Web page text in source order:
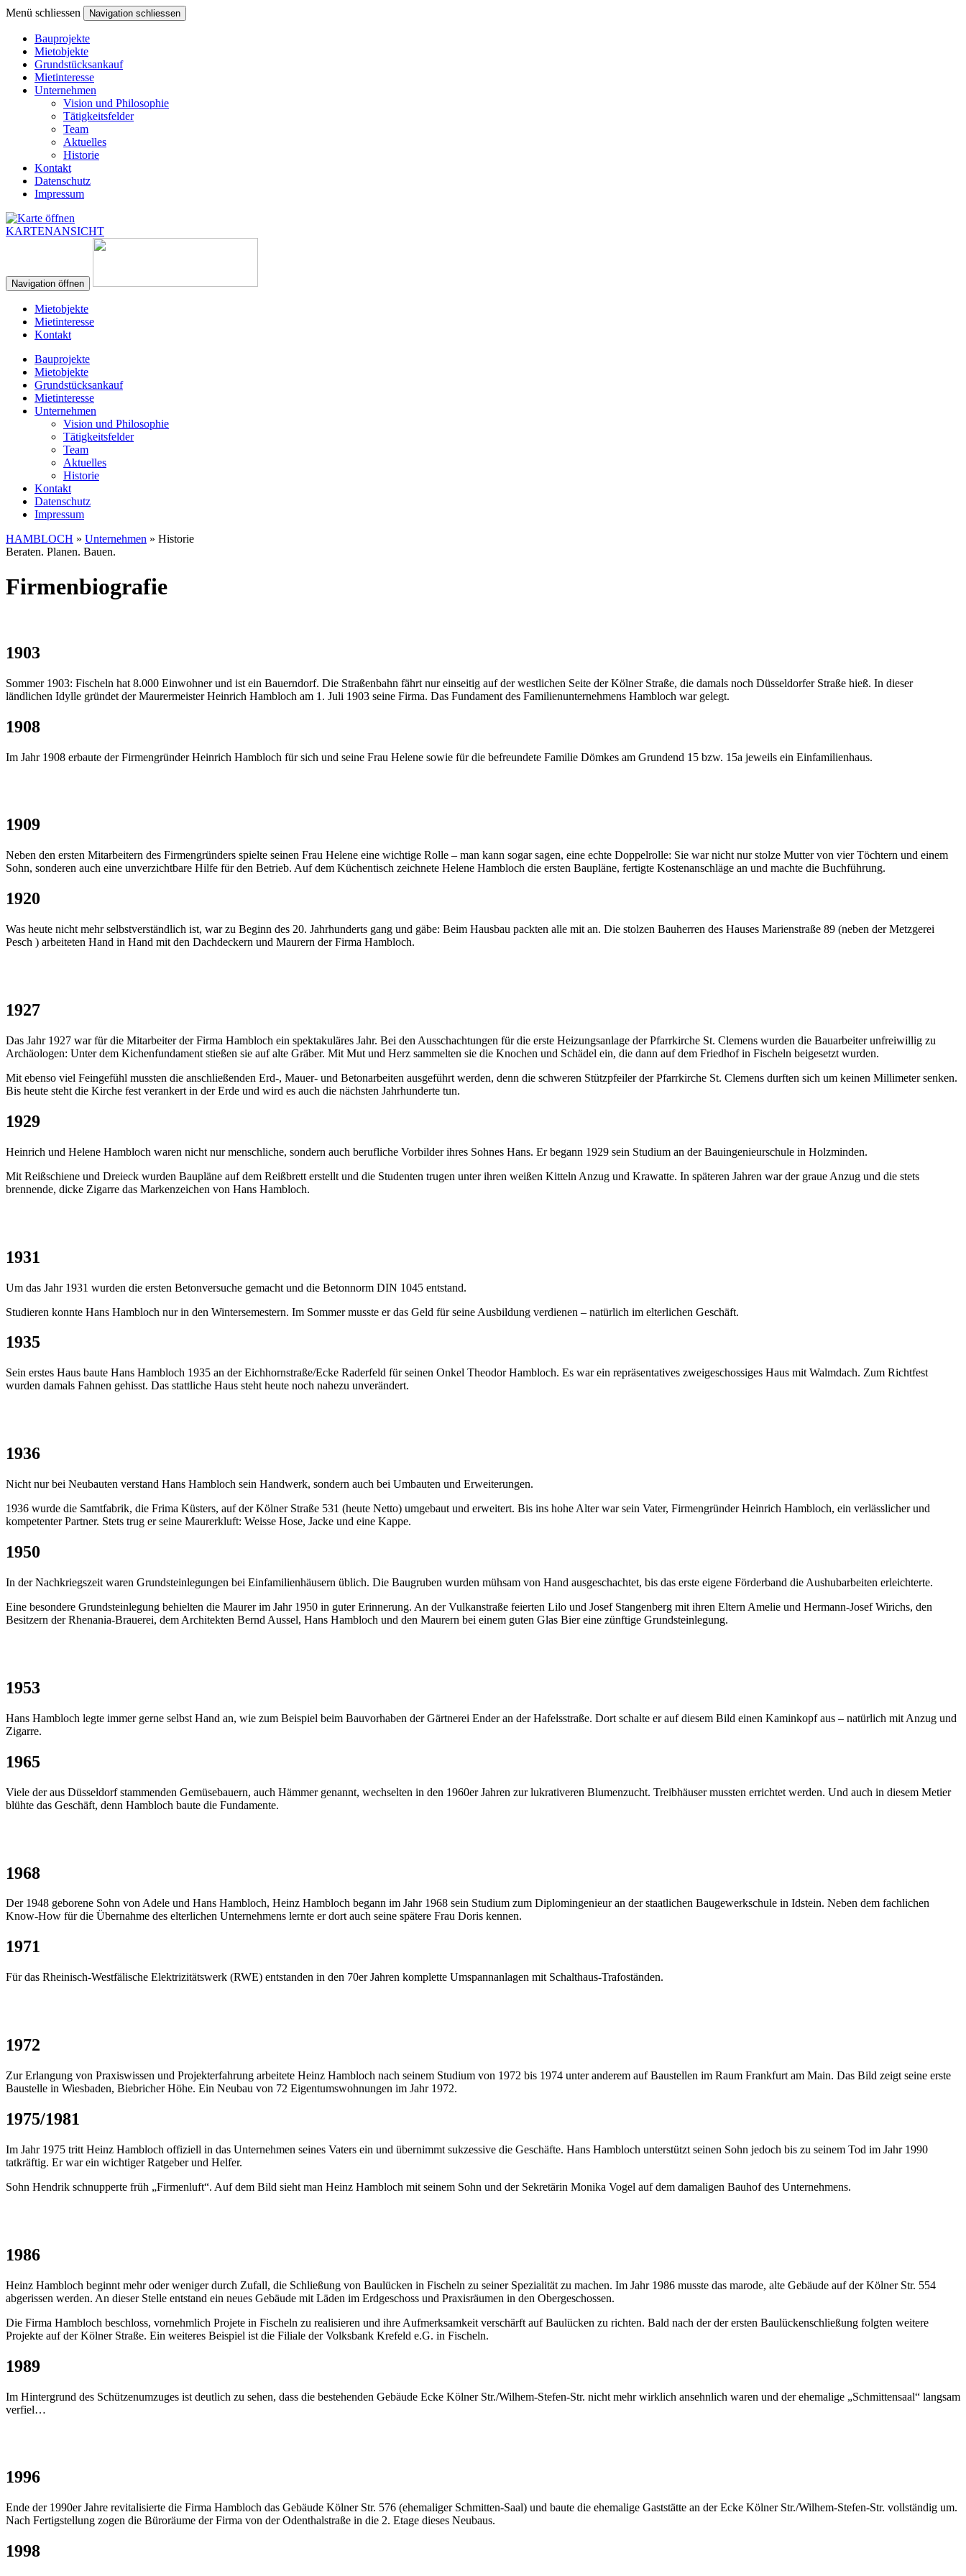
Menü schliessen Navigation schliessen
Bauprojekte
Mietobjekte
Grundstücksankauf
Mietinteresse
Unternehmen
Vision und Philosophie
Tätigkeitsfelder
Team
Aktuelles
Historie
Kontakt
Datenschutz
Impressum
KARTENANSICHT
Navigation öffnen
Mietobjekte
Mietinteresse
Kontakt
Bauprojekte
Mietobjekte
Grundstücksankauf
Mietinteresse
Unternehmen
Vision und Philosophie
Tätigkeitsfelder
Team
Aktuelles
Historie
Kontakt
Datenschutz
Impressum
HAMBLOCH » Unternehmen » Historie
Beraten. Planen. Bauen.
Firmenbiografie
1903
Sommer 1903: Fischeln hat 8.000 Einwohner und ist ein Bauerndorf. Die Straßenbahn fährt nur einseitig auf der westlichen Seite der Kölner Straße, die damals noch Düsseldorfer Straße hieß. In dieser
ländlichen Idylle gründet der Maurermeister Heinrich Hambloch am 1. Juli 1903 seine Firma. Das Fundament des Familienunternehmens Hambloch war gelegt.
1908
Im Jahr 1908 erbaute der Firmengründer Heinrich Hambloch für sich und seine Frau Helene sowie für die befreundete Familie Dömkes am Grundend 15 bzw. 15a jeweils ein Einfamilienhaus.
1909
Neben den ersten Mitarbeitern des Firmengründers spielte seinen Frau Helene eine wichtige Rolle – man kann sogar sagen, eine echte Doppelrolle: Sie war nicht nur stolze Mutter von vier Töchtern und einem
Sohn, sonderen auch eine unverzichtbare Hilfe für den Betrieb. Auf dem Küchentisch zeichnete Helene Hambloch die ersten Baupläne, fertigte Kostenanschläge an und machte die Buchführung.
1920
Was heute nicht mehr selbstverständlich ist, war zu Beginn des 20. Jahrhunderts gang und gäbe: Beim Hausbau packten alle mit an. Die stolzen Bauherren des Hauses Marienstraße 89 (neben der Metzgerei
Pesch ) arbeiteten Hand in Hand mit den Dachdeckern und Maurern der Firma Hambloch.
1927
Das Jahr 1927 war für die Mitarbeiter der Firma Hambloch ein spektakuläres Jahr. Bei den Ausschachtungen für die erste Heizungsanlage der Pfarrkirche St. Clemens wurden die Bauarbeiter unfreiwillig zu
Archäologen: Unter dem Kichenfundament stießen sie auf alte Gräber. Mit Mut und Herz sammelten sie die Knochen und Schädel ein, die dann auf dem Friedhof in Fischeln beigesetzt wurden.
Mit ebenso viel Feingefühl mussten die anschließenden Erd-, Mauer- und Betonarbeiten ausgeführt werden, denn die schweren Stützpfeiler der Pfarrkirche St. Clemens durften sich um keinen Millimeter senken.
Bis heute steht die Kirche fest verankert in der Erde und wird es auch die nächsten Jahrhunderte tun.
1929
Heinrich und Helene Hambloch waren nicht nur menschliche, sondern auch berufliche Vorbilder ihres Sohnes Hans. Er begann 1929 sein Studium an der Bauingenieurschule in Holzminden.
Mit Reißschiene und Dreieck wurden Baupläne auf dem Reißbrett erstellt und die Studenten trugen unter ihren weißen Kitteln Anzug und Krawatte. In späteren Jahren war der graue Anzug und die stets
brennende, dicke Zigarre das Markenzeichen von Hans Hambloch.
1931
Um das Jahr 1931 wurden die ersten Betonversuche gemacht und die Betonnorm DIN 1045 entstand.
Studieren konnte Hans Hambloch nur in den Wintersemestern. Im Sommer musste er das Geld für seine Ausbildung verdienen – natürlich im elterlichen Geschäft.
1935
Sein erstes Haus baute Hans Hambloch 1935 an der Eichhornstraße/Ecke Raderfeld für seinen Onkel Theodor Hambloch. Es war ein repräsentatives zweigeschossiges Haus mit Walmdach. Zum Richtfest
wurden damals Fahnen gehisst. Das stattliche Haus steht heute noch nahezu unverändert.
1936
Nicht nur bei Neubauten verstand Hans Hambloch sein Handwerk, sondern auch bei Umbauten und Erweiterungen.
1936 wurde die Samtfabrik, die Frima Küsters, auf der Kölner Straße 531 (heute Netto) umgebaut und erweitert. Bis ins hohe Alter war sein Vater, Firmengründer Heinrich Hambloch, ein verlässlicher und
kompetenter Partner. Stets trug er seine Maurerkluft: Weisse Hose, Jacke und eine Kappe.
1950
In der Nachkriegszeit waren Grundsteinlegungen bei Einfamilienhäusern üblich. Die Baugruben wurden mühsam von Hand ausgeschachtet, bis das erste eigene Förderband die Aushubarbeiten erleichterte.
Eine besondere Grundsteinlegung behielten die Maurer im Jahr 1950 in guter Erinnerung. An der Vulkanstraße feierten Lilo und Josef Stangenberg mit ihren Eltern Amelie und Hermann-Josef Wirichs, den
Besitzern der Rhenania-Brauerei, dem Architekten Bernd Aussel, Hans Hambloch und den Maurern bei einem guten Glas Bier eine zünftige Grundsteinlegung.
1953
Hans Hambloch legte immer gerne selbst Hand an, wie zum Beispiel beim Bauvorhaben der Gärtnerei Ender an der Hafelsstraße. Dort schalte er auf diesem Bild einen Kaminkopf aus – natürlich mit Anzug und
Zigarre.
1965
Viele der aus Düsseldorf stammenden Gemüsebauern, auch Hämmer genannt, wechselten in den 1960er Jahren zur lukrativeren Blumenzucht. Treibhäuser mussten errichtet werden. Und auch in diesem Metier
blühte das Geschäft, denn Hambloch baute die Fundamente.
1968
Der 1948 geborene Sohn von Adele und Hans Hambloch, Heinz Hambloch begann im Jahr 1968 sein Studium zum Diplomingenieur an der staatlichen Baugewerkschule in Idstein. Neben dem fachlichen
Know-How für die Übernahme des elterlichen Unternehmens lernte er dort auch seine spätere Frau Doris kennen.
1971
Für das Rheinisch-Westfälische Elektrizitätswerk (RWE) entstanden in den 70er Jahren komplette Umspannanlagen mit Schalthaus-Trafoständen.
1972
Zur Erlangung von Praxiswissen und Projekterfahrung arbeitete Heinz Hambloch nach seinem Studium von 1972 bis 1974 unter anderem auf Baustellen im Raum Frankfurt am Main. Das Bild zeigt seine erste
Baustelle in Wiesbaden, Biebricher Höhe. Ein Neubau von 72 Eigentumswohnungen im Jahr 1972.
1975/1981
Im Jahr 1975 tritt Heinz Hambloch offiziell in das Unternehmen seines Vaters ein und übernimmt sukzessive die Geschäfte. Hans Hambloch unterstützt seinen Sohn jedoch bis zu seinem Tod im Jahr 1990
tatkräftig. Er war ein wichtiger Ratgeber und Helfer.
Sohn Hendrik schnupperte früh „Firmenluft“. Auf dem Bild sieht man Heinz Hambloch mit seinem Sohn und der Sekretärin Monika Vogel auf dem damaligen Bauhof des Unternehmens.
1986
Heinz Hambloch beginnt mehr oder weniger durch Zufall, die Schließung von Baulücken in Fischeln zu seiner Spezialität zu machen. Im Jahr 1986 musste das marode, alte Gebäude auf der Kölner Str. 554
abgerissen werden. An dieser Stelle entstand ein neues Gebäude mit Läden im Erdgeschoss und Praxisräumen in den Obergeschossen.
Die Firma Hambloch beschloss, vornehmlich Projete in Fischeln zu realisieren und ihre Aufmerksamkeit verschärft auf Baulücken zu richten. Bald nach der der ersten Baulückenschließung folgten weitere
Projekte auf der Kölner Straße. Ein weiteres Beispiel ist die Filiale der Volksbank Krefeld e.G. in Fischeln.
1989
Im Hintergrund des Schützenumzuges ist deutlich zu sehen, dass die bestehenden Gebäude Ecke Kölner Str./Wilhem-Stefen-Str. nicht mehr wirklich ansehnlich waren und der ehemalige „Schmittensaal“ langsam
verfiel…
1996
Ende der 1990er Jahre revitalisierte die Firma Hambloch das Gebäude Kölner Str. 576 (ehemaliger Schmitten-Saal) und baute die ehemalige Gaststätte an der Ecke Kölner Str./Wilhem-Stefen-Str. vollständig um.
Nach Fertigstellung zogen die Büroräume der Firma von der Odenthalstraße in die 2. Etage dieses Neubaus.
1998